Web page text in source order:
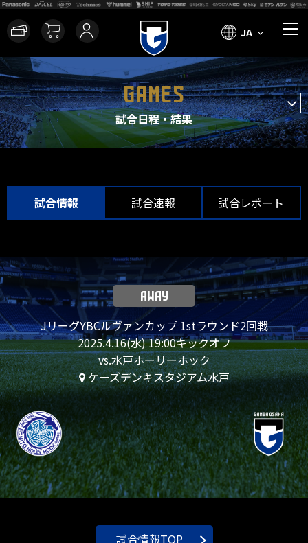
JA
GAMES
試合日程・結果
試合情報 試合速報 試合レポート
AWAY
JリーグYBCルヴァンカップ 1stラウンド2回戦
2025.4.16(水) 19:00キックオフ
vs.水戸ホーリーホック
ケーズデンキスタジアム水戸
試合情報TOP